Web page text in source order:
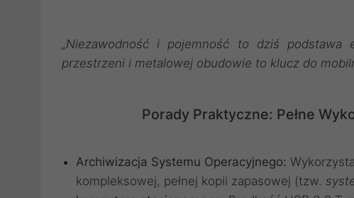
„Niezawodność i pojemność to dziś
przestrzeni i metalowej obudowie to klucz do
Porady Praktyczne: Pełne
Archiwizacja Systemu Operacyjnego:
kompleksowej, pełnej kopii zapasowej (tzw.